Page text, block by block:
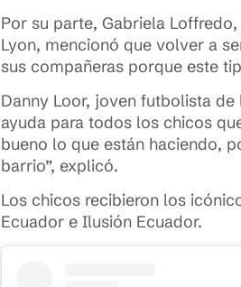
Por su parte, Gabriela
Lyon, mencionó que volver a
sus compañeras porque este
Danny Loor, joven futbolista
ayuda para todos los chicos
bueno lo que están haciendo,
barrio”, explicó.
Los chicos recibieron los
Ecuador e Ilusión Ecuador.